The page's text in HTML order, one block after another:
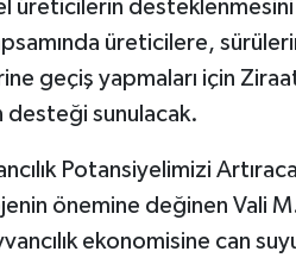
desteklenmesini
üreticilere,
geçiş yapmaları için
desteği sunulacak.
Potansiyelimizi
önemine değinen Vali
ekonomisine can